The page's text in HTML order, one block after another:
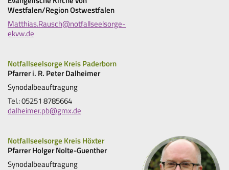
Westfalen/Region Ostwestfalen
Matthias.Rausch@notfallseelsorge-
ekvw.de
Notfallseelsorge Kreis Paderborn
Pfarrer i. R. Peter Dalheimer
Synodalbeauftragung
Tel.: 05251 8785664
dalheimer.pb@gmx.de
Notfallseelsorge Kreis Höxter
Pfarrer Holger Nolte-Guenther
Synodalbeauftragung